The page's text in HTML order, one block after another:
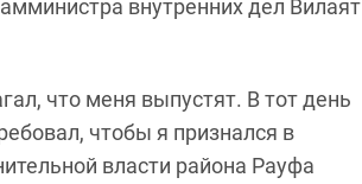
внутренних дел Вилаят
что меня выпустят. В тот день
чтобы я признался в
власти района Рауфа